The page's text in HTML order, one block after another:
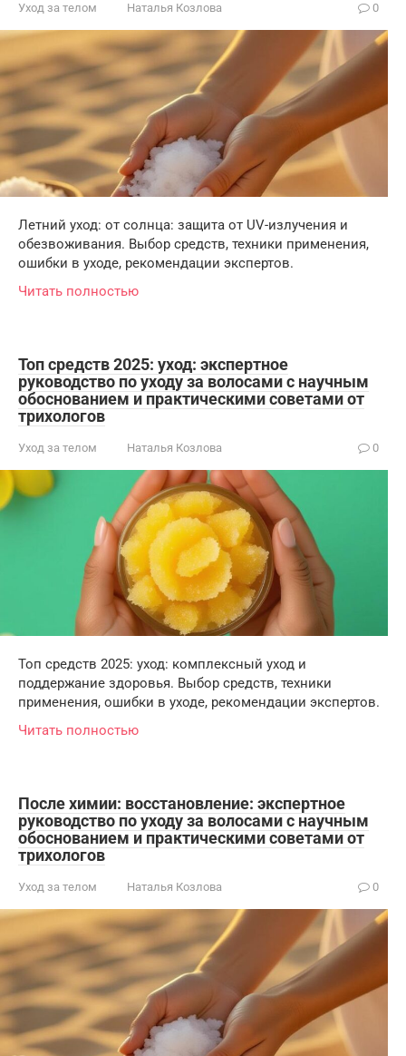
Уход за телом Наталья Козлова 0
Летний уход: от солнца: защита от UV-излучения и
обезвоживания. Выбор средств, техники применения,
ошибки в уходе, рекомендации экспертов.
Читать полностью
Топ средств 2025: уход: экспертное
руководство по уходу за волосами с научным
обоснованием и практическими советами от
трихологов
Уход за телом Наталья Козлова 0
Топ средств 2025: уход: комплексный уход и
поддержание здоровья. Выбор средств, техники
применения, ошибки в уходе, рекомендации экспертов.
Читать полностью
После химии: восстановление: экспертное
руководство по уходу за волосами с научным
обоснованием и практическими советами от
трихологов
Уход за телом Наталья Козлова 0